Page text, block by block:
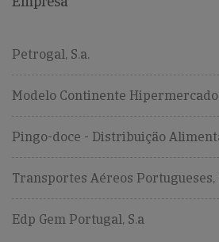
Petrogal, S.a.
Modelo Continente
Pingo-doce - Distribuição
Transportes Aéreos Portugueses,
Edp Gem Portugal, S.a